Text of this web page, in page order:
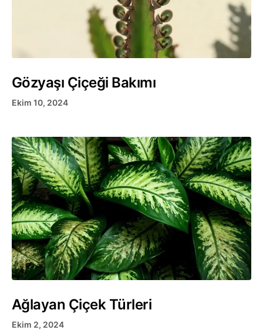
Gözyaşı Çiçeği Bakımı
Ekim 10, 2024
Ağlayan Çiçek Türleri
Ekim 2, 2024